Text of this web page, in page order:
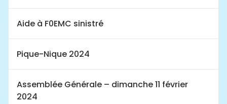
Aide à F0EMC sinistré
Pique-Nique 2024
Assemblée Générale – dimanche 11 février
2024